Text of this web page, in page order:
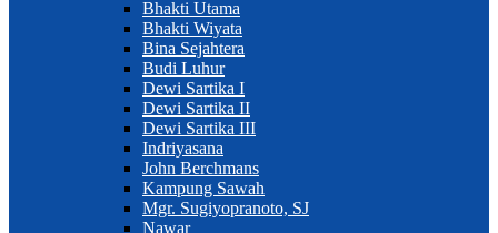
Bhakti Utama
Bhakti Wiyata
Bina Sejahtera
Budi Luhur
Dewi Sartika I
Dewi Sartika II
Dewi Sartika III
Indriyasana
John Berchmans
Kampung Sawah
Mgr. Sugiyopranoto, SJ
Nawar